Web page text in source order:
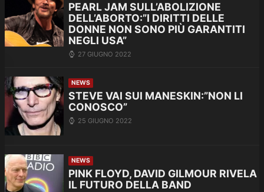
PEARL JAM SULL’ABOLIZIONE
DELL’ABORTO:”I DIRITTI DELLE
DONNE NON SONO PIÙ GARANTITI
NEGLI USA”
27 GIUGNO 2022
NEWS
STEVE VAI SUI MANESKIN:”NON LI
CONOSCO”
25 GIUGNO 2022
NEWS
PINK FLOYD, DAVID GILMOUR RIVELA
IL FUTURO DELLA BAND